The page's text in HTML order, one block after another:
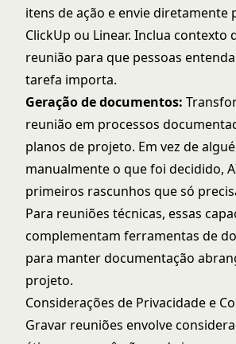
itens de ação e envie diretamente
ClickUp ou Linear. Inclua contexto
reunião para que pessoas
tarefa importa.
Geração de documentos:
reunião em processos
planos de projeto. Em vez de
manualmente o que foi decidido,
primeiros rascunhos que só
Para reuniões técnicas, essas
complementam ferramentas de
para manter documentação
projeto.
Considerações de Privacidade e
Gravar reuniões envolve